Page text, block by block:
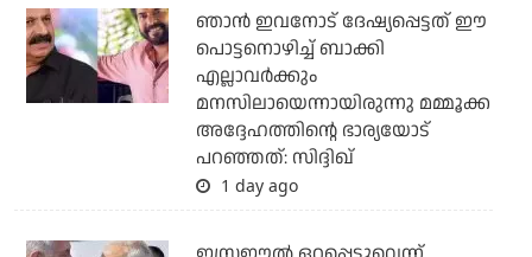
ഞാന്‍ ഇവനോട് ദേഷ്യപ്പെട്ടത് ഈ
പൊട്ടനൊഴിച്ച് ബാക്കി
എല്ലാവര്‍ക്കും
മനസിലായെന്നായിരുന്നു മമ്മൂക്ക
അദ്ദേഹത്തിന്റെ ഭാര്യയോട്
പറഞ്ഞത്: സിദ്ദിഖ്
1 day ago